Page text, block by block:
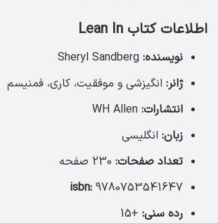
اطلاعات کتاب Lean In
نویسنده:
ژانر: انگیزشی و موفقیت، کاری، فمنیسم
انتشارات:
زبان: انگلیسی
تعداد صفحات:
isbn: 9780753541647
رده سنی: +15